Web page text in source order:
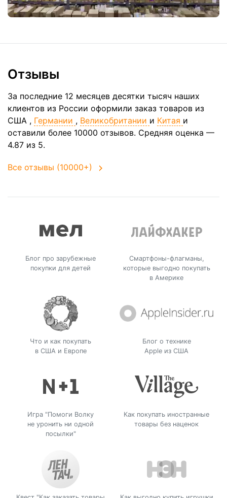
Отзывы
За последние 12 месяцев десятки тысяч наших
клиентов из России оформили заказ товаров из
США , Германии , Великобритании и Китая и
оставили более 10000 отзывов. Средняя оценка —
4.87 из 5.
Все отзывы (10000+)
Блог про зарубежные
покупки для детей
Смартфоны-флагманы,
которые выгодно покупать
в Америке
Что и как покупать
в США и Европе
Блог о технике
Apple из США
Игра "Помоги Волку
не уронить ни одной
посылки"
Как покупать иностранные
товары без наценок